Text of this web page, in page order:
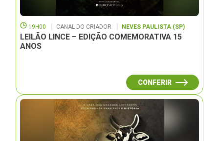
19H00 CANAL DO CRIADOR NEVES PAULISTA (SP)
LEILÃO LINCE – EDIÇÃO COMEMORATIVA 15
ANOS
CONFERIR